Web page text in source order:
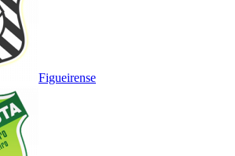
Figueirense